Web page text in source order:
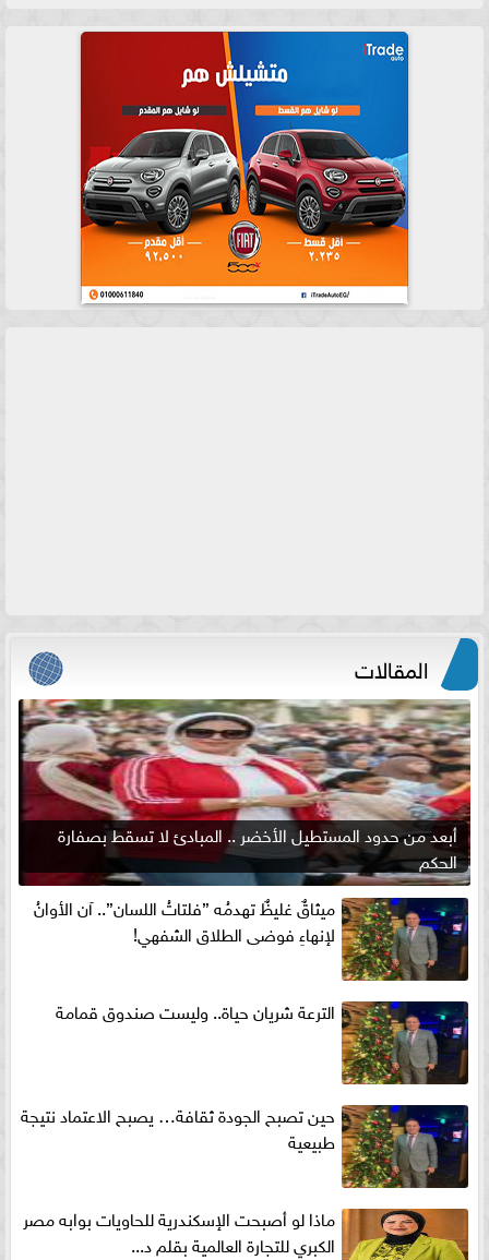
المقالات
أبعد من حدود المستطيل الأخضر .. المبادئ لا تسقط بصفارة
الحكم
ميثاقٌ غليظٌ تهدمُه ”فلتاتُ اللسان”.. آن الأوانُ
لإنهاءِ فوضى الطلاق الشفهي!
الترعة شريان حياة.. وليست صندوق قمامة
حين تصبح الجودة ثقافة… يصبح الاعتماد نتيجة
طبيعية
ماذا لو أصبحت الإسكندرية للحاويات بوابه مصر
الكبري للتجارة العالمية بقلم د...